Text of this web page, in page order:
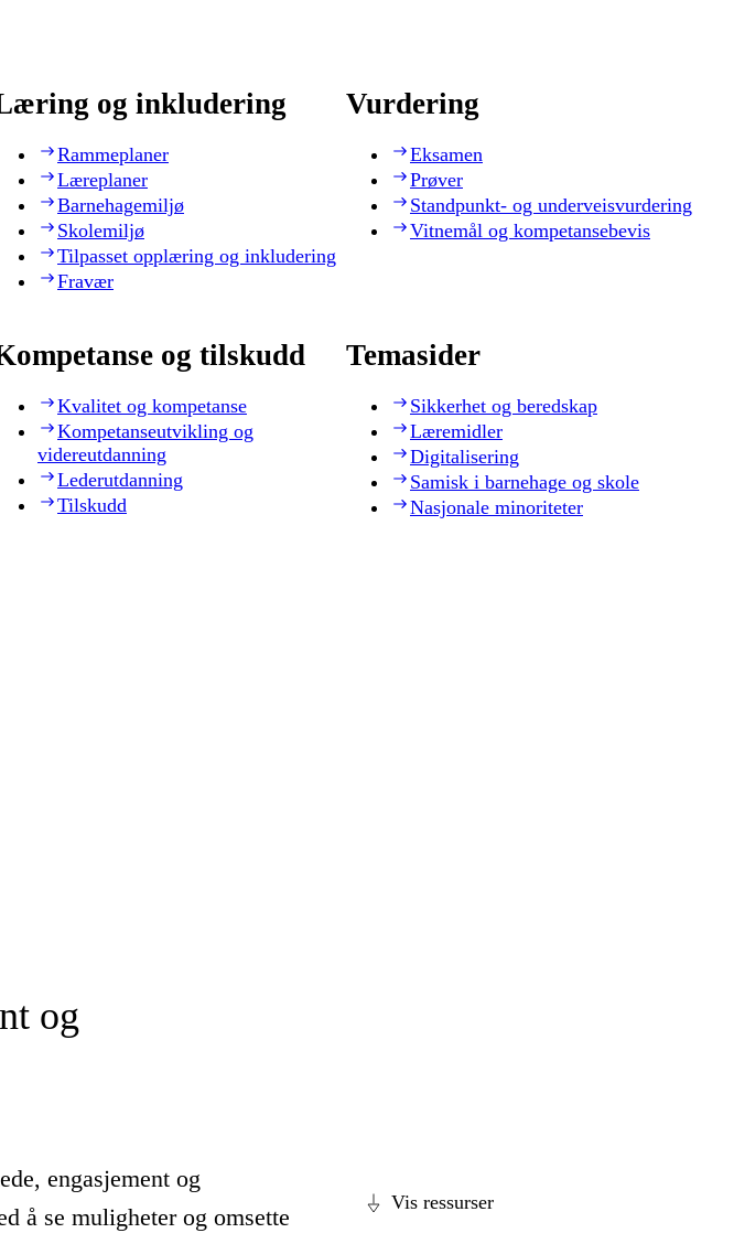
og inkludering
Rammeplaner
Læreplaner
Barnehagemiljø
Skolemiljø
Tilpasset opplæring og inkludering
Fravær
Vurdering
Eksamen
Prøver
Standpunkt- og underveisvurdering
Vitnemål og kompetansebevis
og tilskudd
Kvalitet og kompetanse
Kompetanseutvikling og
videreutdanning
Lederutdanning
Tilskudd
Temasider
Sikkerhet og beredskap
Læremidler
Digitalisering
Samisk i barnehage og skole
Nasjonale minoriteter
og
Vis ressurser
engasjement og
å se muligheter og omsette